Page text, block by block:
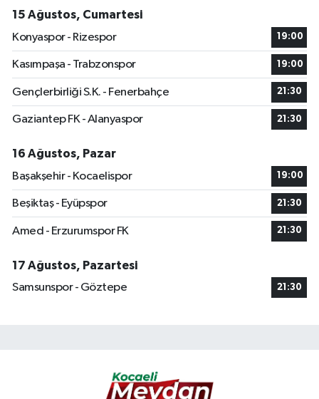
15 Ağustos, Cumartesi
Konyaspor - Rizespor
19:00
Kasımpaşa - Trabzonspor 19:00
Gençlerbirliği S.K. - Fenerbahçe 21:30
Gaziantep FK - Alanyaspor 21:30
16 Ağustos, Pazar
Başakşehir - Kocaelispor
19:00
Beşiktaş - Eyüpspor 21:30
Amed - Erzurumspor FK 21:30
17 Ağustos, Pazartesi
Samsunspor - Göztepe
21:30